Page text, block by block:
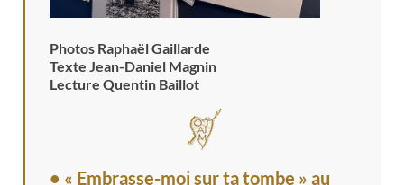
Photos Raphaël Gaillarde
Texte Jean-Daniel Magnin
Lecture Quentin Baillot
• « Embrasse-moi sur ta tombe » au